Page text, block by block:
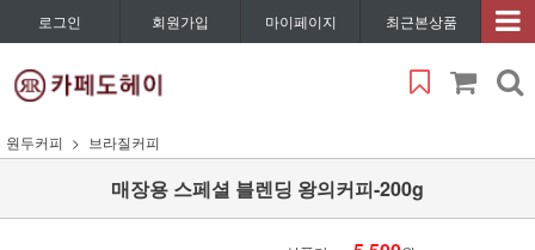
로그인 회원가입 마이페이지 최근본상품
원두커피 브라질커피
매장용 스페셜 블렌딩 왕의커피-200g